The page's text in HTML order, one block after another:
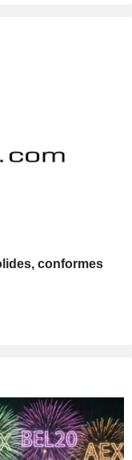
conformes